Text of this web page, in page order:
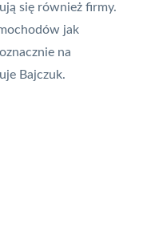
się również firmy.
jak
na
Bajczuk.